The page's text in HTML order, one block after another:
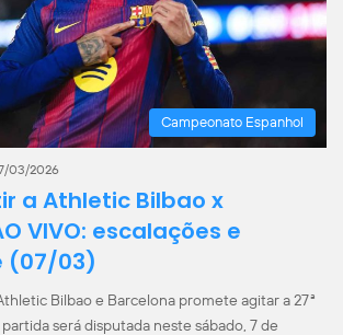
Campeonato Espanhol
03/2026
a Athletic Bilbao x
VIVO: escalações e
(07/03)
Bilbao e Barcelona promete agitar a 27ª
será disputada neste sábado, 7 de